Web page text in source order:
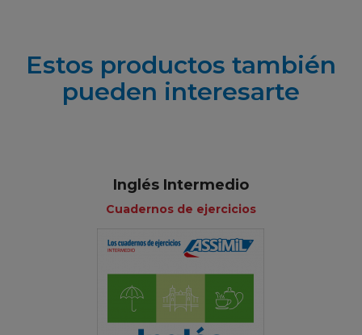
Estos productos también
pueden interesarte
Inglés Intermedio
Cuadernos de ejercicios